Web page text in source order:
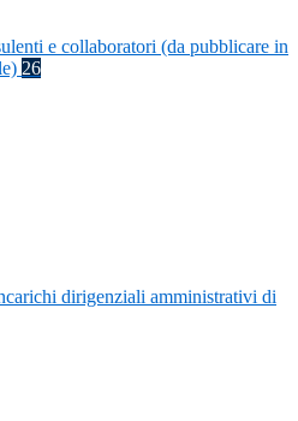
e collaboratori (da pubblicare in
26
dirigenziali amministrativi di